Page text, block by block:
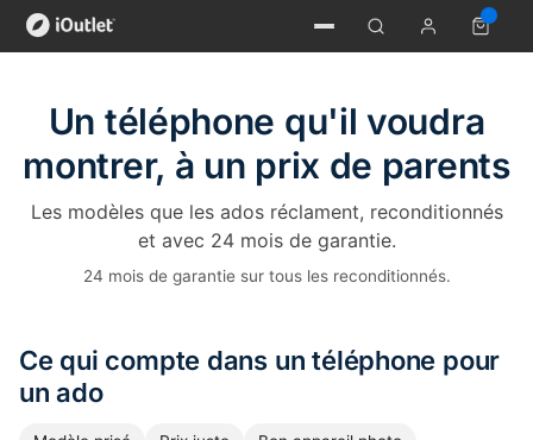
Un téléphone qu'il voudra
montrer, à un prix de parents
Les modèles que les ados réclament, reconditionnés
et avec 24 mois de garantie.
24 mois de garantie sur tous les reconditionnés.
Ce qui compte dans un téléphone pour
un ado